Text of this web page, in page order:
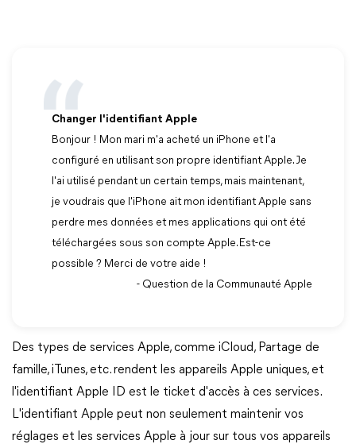
Changer l'identifiant Apple
Bonjour ! Mon mari m'a acheté un iPhone et l'a
configuré en utilisant son propre identifiant Apple. Je
l'ai utilisé pendant un certain temps, mais maintenant,
je voudrais que l'iPhone ait mon identifiant Apple sans
perdre mes données et mes applications qui ont été
téléchargées sous son compte Apple. Est-ce
possible ? Merci de votre aide !
- Question de la Communauté Apple
Des types de services Apple, comme iCloud, Partage de
famille, iTunes, etc. rendent les appareils Apple uniques, et
l'identifiant Apple ID est le ticket d'accès à ces services.
L'identifiant Apple peut non seulement maintenir vos
réglages et les services Apple à jour sur tous vos appareils